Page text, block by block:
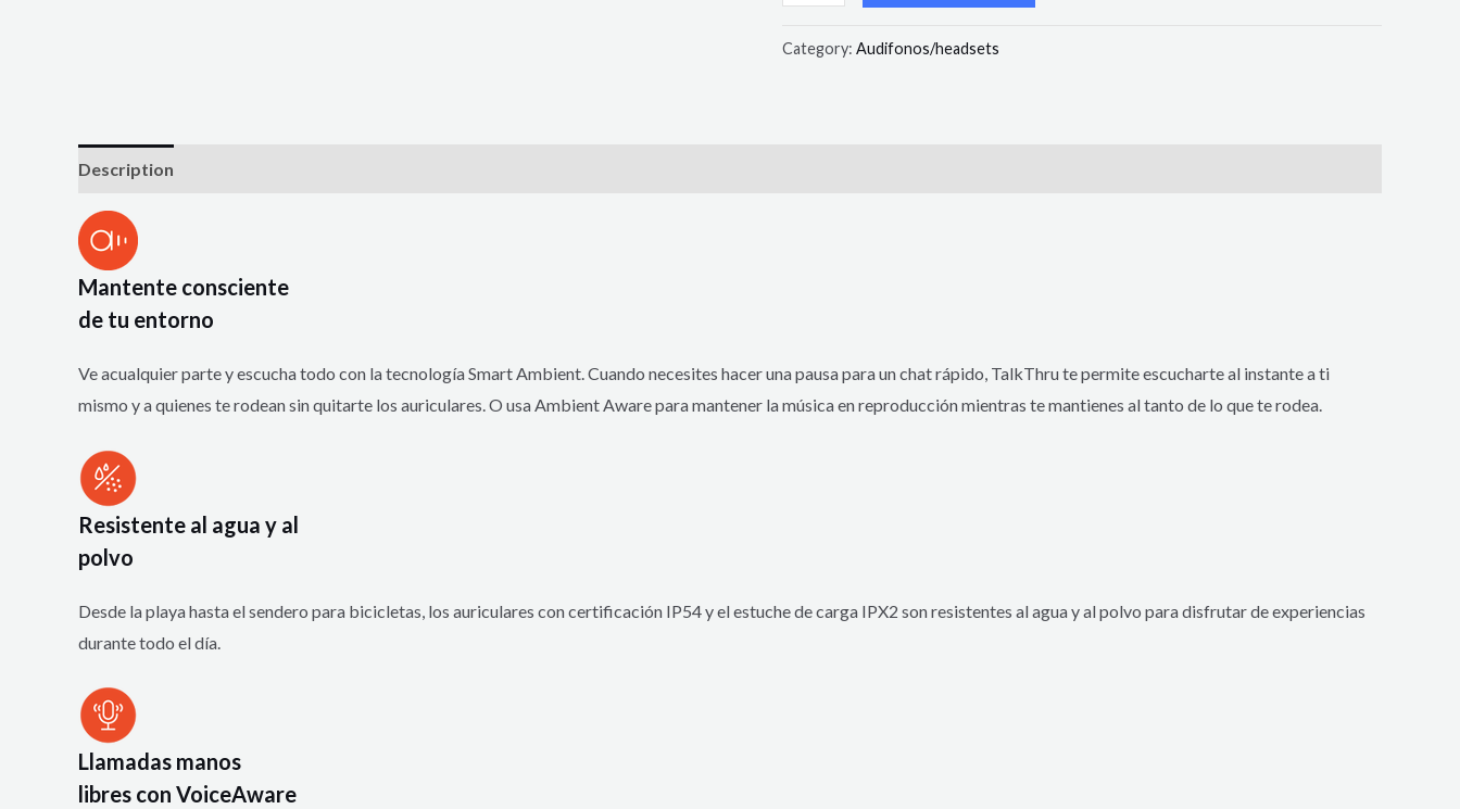
Category: Audifonos/headsets
Description
Mantente consciente
de tu entorno
Ve acualquier parte y escucha todo con la tecnología Smart Ambient. Cuando necesites hacer una pausa para un chat rápido, TalkThru te permite escucharte al instante a ti
mismo y a quienes te rodean sin quitarte los auriculares. O usa Ambient Aware para mantener la música en reproducción mientras te mantienes al tanto de lo que te rodea.
Resistente al agua y al
polvo
Desde la playa hasta el sendero para bicicletas, los auriculares con certificación IP54 y el estuche de carga IPX2 son resistentes al agua y al polvo para disfrutar de experiencias
durante todo el día.
Llamadas manos
libres con VoiceAware